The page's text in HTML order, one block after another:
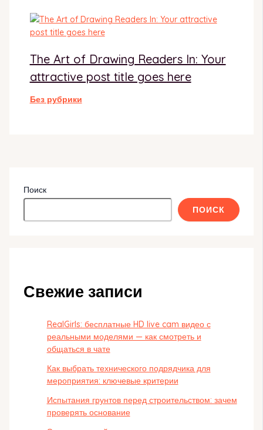
The Art of Drawing Readers In: Your
attractive post title goes here
Без рубрики
Поиск
ПОИСК
Свежие записи
RealGirls: бесплатные HD live cam видео с
реальными моделями — как смотреть и
общаться в чате
Как выбрать технического подрядчика для
мероприятия: ключевые критерии
Испытания грунтов перед строительством: зачем
проверять основание